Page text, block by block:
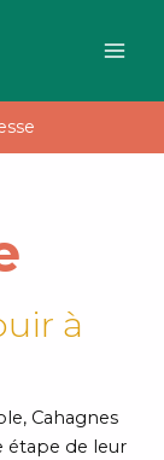
à
Cahagnes
étape de leur